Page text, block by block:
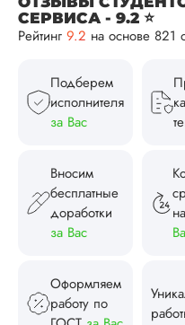
СЕРВИСА - 9.2 ⭐
Рейтинг 9.2 на основе 821
Подберем
исполнителя
за Вас
Вносим
бесплатные
доработки
за Вас
Оформляем
работу по